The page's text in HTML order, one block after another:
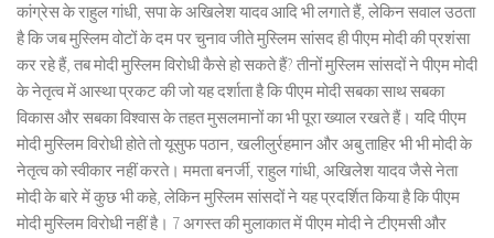
कांग्रेस के राहुल गांधी, सपा के अखिलेश यादव आदि भी लगाते हैं, लेकिन सवाल उठता
है कि जब मुस्लिम वोटों के दम पर चुनाव जीते मुस्लिम सांसद ही पीएम मोदी की प्रशंसा
कर रहे हैं, तब मोदी मुस्लिम विरोधी कैसे हो सकते हैं? तीनों मुस्लिम सांसदों ने पीएम मोदी
के नेतृत्व में आस्था प्रकट की जो यह दर्शाता है कि पीएम मोदी सबका साथ सबका
विकास और सबका विश्वास के तहत मुसलमानों का भी पूरा ख्याल रखते हैं। यदि पीएम
मोदी मुस्लिम विरोधी होते तो यूसुफ पठान, खलीलुर्रहमान और अबु ताहिर भी भी मोदी के
नेतृत्व को स्वीकार नहीं करते। ममता बनर्जी, राहुल गांधी, अखिलेश यादव जैसे नेता
मोदी के बारे में कुछ भी कहे, लेकिन मुस्लिम सांसदों ने यह प्रदर्शित किया है कि पीएम
मोदी मुस्लिम विरोधी नहीं है। 7 अगस्त की मुलाकात में पीएम मोदी ने टीएमसी और